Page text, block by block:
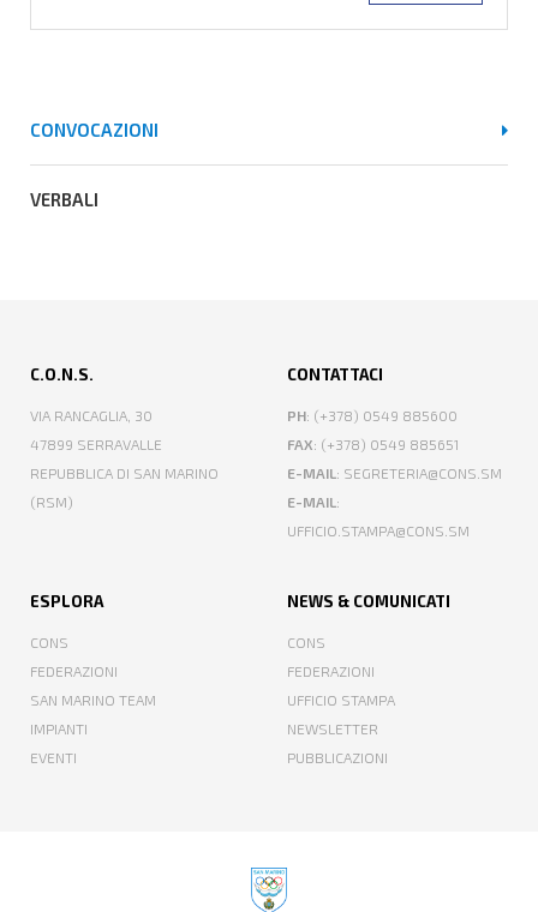
CONVOCAZIONI
VERBALI
C.O.N.S.
VIA RANCAGLIA, 30
47899 SERRAVALLE
REPUBBLICA DI SAN MARINO
(RSM)
CONTATTACI
PH: (+378) 0549 885600
FAX: (+378) 0549 885651
E-MAIL: SEGRETERIA@CONS.SM
E-MAIL:
UFFICIO.STAMPA@CONS.SM
ESPLORA
CONS
FEDERAZIONI
SAN MARINO TEAM
IMPIANTI
EVENTI
NEWS & COMUNICATI
CONS
FEDERAZIONI
UFFICIO STAMPA
NEWSLETTER
PUBBLICAZIONI